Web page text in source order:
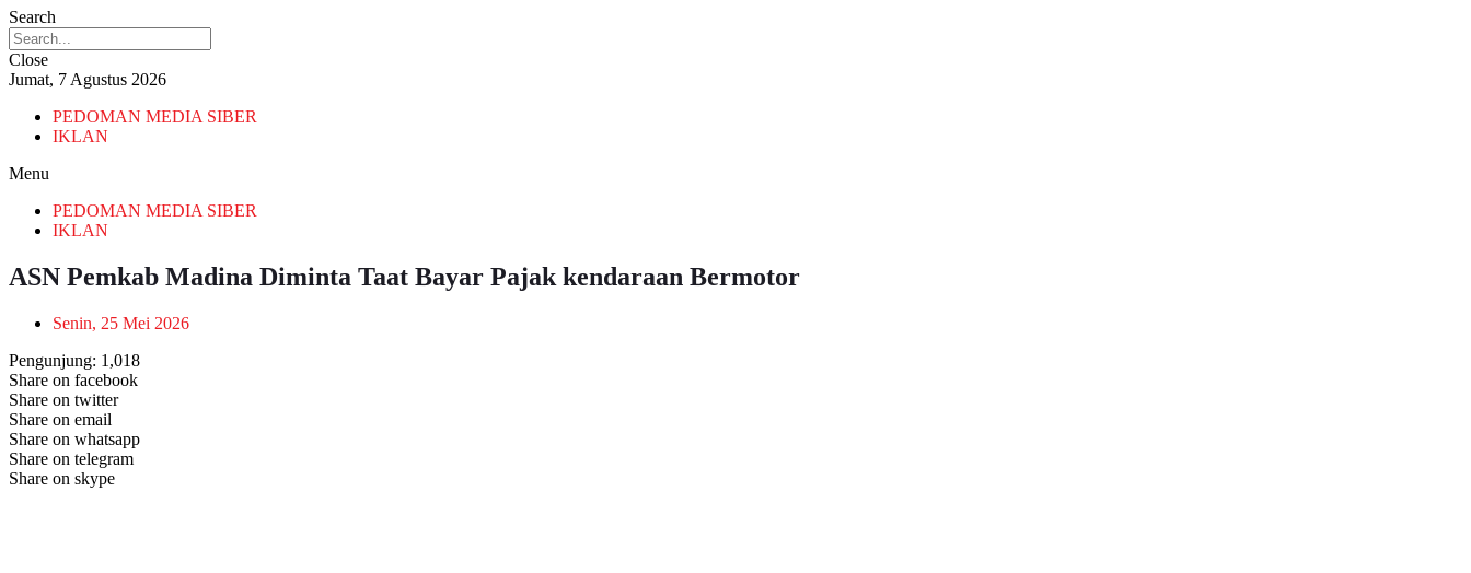
Search
Close
Jumat, 7 Agustus 2026
PEDOMAN MEDIA SIBER
IKLAN
Menu
PEDOMAN MEDIA SIBER
IKLAN
ASN Pemkab Madina Diminta Taat Bayar Pajak kendaraan Bermotor
Senin, 25 Mei 2026
Pengunjung: 1,018
Share on facebook
Share on twitter
Share on email
Share on whatsapp
Share on telegram
Share on skype